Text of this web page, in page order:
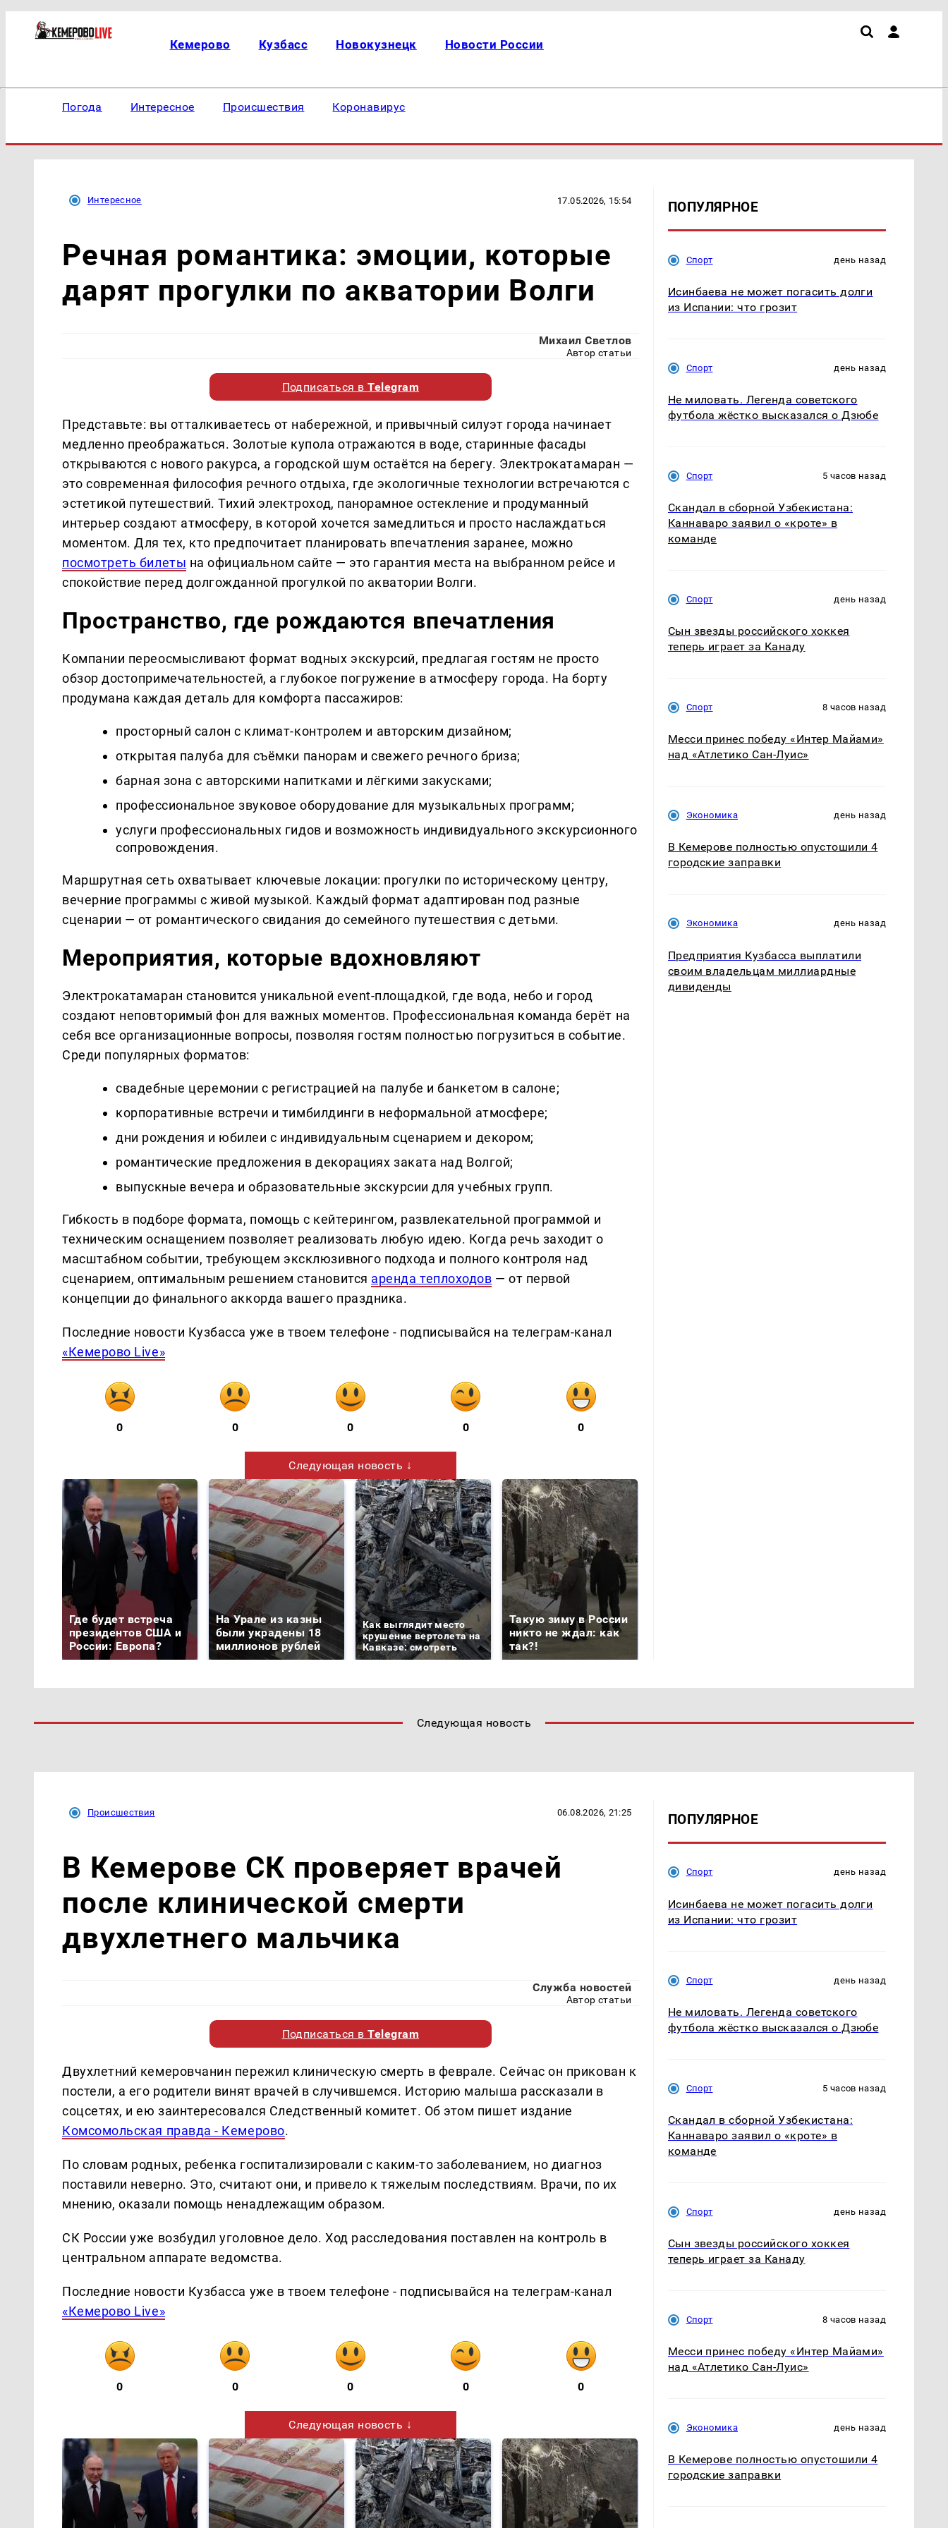
Кемерово Кузбасс Новокузнецк Новости России
Погода Интересное Происшествия Коронавирус
Интересное 17.05.2026, 15:54
Речная романтика: эмоции, которые
дарят прогулки по акватории Волги
Михаил Светлов
Автор статьи
Подписаться вTelegram
Представьте: вы отталкиваетесь от набережной, и привычный силуэт города начинает
медленно преображаться. Золотые купола отражаются в воде, старинные фасады
открываются с нового ракурса, а городской шум остаётся на берегу. Электрокатамаран —
это современная философия речного отдыха, где экологичные технологии встречаются с
эстетикой путешествий. Тихий электроход, панорамное остекление и продуманный
интерьер создают атмосферу, в которой хочется замедлиться и просто наслаждаться
моментом. Для тех, кто предпочитает планировать впечатления заранее, можно
посмотреть билеты на официальном сайте — это гарантия места на выбранном рейсе и
спокойствие перед долгожданной прогулкой по акватории Волги.
Пространство, где рождаются впечатления
Компании переосмысливают формат водных экскурсий, предлагая гостям не просто
обзор достопримечательностей, а глубокое погружение в атмосферу города. На борту
продумана каждая деталь для комфорта пассажиров:
просторный салон с климат-контролем и авторским дизайном;
открытая палуба для съёмки панорам и свежего речного бриза;
барная зона с авторскими напитками и лёгкими закусками;
профессиональное звуковое оборудование для музыкальных программ;
услуги профессиональных гидов и возможность индивидуального экскурсионного
сопровождения.
Маршрутная сеть охватывает ключевые локации: прогулки по историческому центру,
вечерние программы с живой музыкой. Каждый формат адаптирован под разные
сценарии — от романтического свидания до семейного путешествия с детьми.
Мероприятия, которые вдохновляют
Электрокатамаран становится уникальной event-площадкой, где вода, небо и город
создают неповторимый фон для важных моментов. Профессиональная команда берёт на
себя все организационные вопросы, позволяя гостям полностью погрузиться в событие.
Среди популярных форматов:
свадебные церемонии с регистрацией на палубе и банкетом в салоне;
корпоративные встречи и тимбилдинги в неформальной атмосфере;
дни рождения и юбилеи с индивидуальным сценарием и декором;
романтические предложения в декорациях заката над Волгой;
выпускные вечера и образовательные экскурсии для учебных групп.
Гибкость в подборе формата, помощь с кейтерингом, развлекательной программой и
техническим оснащением позволяет реализовать любую идею. Когда речь заходит о
масштабном событии, требующем эксклюзивного подхода и полного контроля над
сценарием, оптимальным решением становится аренда теплоходов — от первой
концепции до финального аккорда вашего праздника.
Последние новости Кузбасса уже в твоем телефоне - подписывайся на телеграм-канал
«Кемерово Live»
0 0 0 0 0
Следующая новость ↓
Где будет встреча
президентов США и
России: Европа?
На Урале из казны
были украдены 18
миллионов рублей
Как выглядит место
крушение вертолета на
Кавказе: смотреть
Такую зиму в России
никто не ждал: как
так?!
ПОПУЛЯРНОЕ
Спорт день назад
Исинбаева не может погасить долги
из Испании: что грозит
Спорт день назад
Не миловать. Легенда советского
футбола жёстко высказался о Дзюбе
Спорт 5 часов назад
Скандал в сборной Узбекистана:
Каннаваро заявил о «кроте» в
команде
Спорт день назад
Сын звезды российского хоккея
теперь играет за Канаду
Спорт 8 часов назад
Месси принес победу «Интер Майами»
над «Атлетико Сан-Луис»
Экономика день назад
В Кемерове полностью опустошили 4
городские заправки
Экономика день назад
Предприятия Кузбасса выплатили
своим владельцам миллиардные
дивиденды
Следующая новость
Происшествия 06.08.2026, 21:25
В Кемерове СК проверяет врачей
после клинической смерти
двухлетнего мальчика
Служба новостей
Автор статьи
Подписаться вTelegram
Двухлетний кемеровчанин пережил клиническую смерть в феврале. Сейчас он прикован к
постели, а его родители винят врачей в случившемся. Историю малыша рассказали в
соцсетях, и ею заинтересовался Следственный комитет. Об этом пишет издание
Комсомольская правда - Кемерово.
По словам родных, ребенка госпитализировали с каким-то заболеванием, но диагноз
поставили неверно. Это, считают они, и привело к тяжелым последствиям. Врачи, по их
мнению, оказали помощь ненадлежащим образом.
СК России уже возбудил уголовное дело. Ход расследования поставлен на контроль в
центральном аппарате ведомства.
Последние новости Кузбасса уже в твоем телефоне - подписывайся на телеграм-канал
«Кемерово Live»
0 0 0 0 0
Следующая новость ↓
ПОПУЛЯРНОЕ
Спорт день назад
Исинбаева не может погасить долги
из Испании: что грозит
Спорт день назад
Не миловать. Легенда советского
футбола жёстко высказался о Дзюбе
Спорт 5 часов назад
Скандал в сборной Узбекистана:
Каннаваро заявил о «кроте» в
команде
Спорт день назад
Сын звезды российского хоккея
теперь играет за Канаду
Спорт 8 часов назад
Месси принес победу «Интер Майами»
над «Атлетико Сан-Луис»
Экономика день назад
В Кемерове полностью опустошили 4
городские заправки